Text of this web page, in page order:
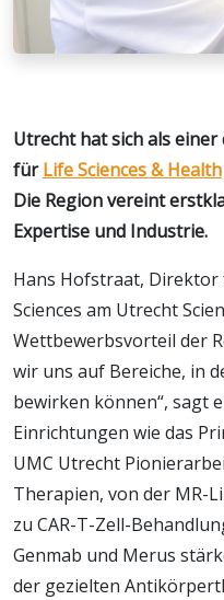
Utrecht hat sich als
fürLife Sciences & Health
Die Region vereint
Expertise und Industrie.
Hans Hofstraat,
Sciences am Utrecht
Wettbewerbsvorteil der
wir uns auf Bereiche, in
bewirken können“, sagt
Einrichtungen wie das
UMC Utrecht
Therapien, von der MR-
zu CAR-T-Zell-
Genmab und Merus
der gezielten